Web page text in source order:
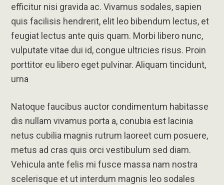
efficitur nisi gravida ac. Vivamus sodales, sapien
quis facilisis hendrerit, elit leo bibendum lectus, et
feugiat lectus ante quis quam. Morbi libero nunc,
vulputate vitae dui id, congue ultricies risus. Proin
porttitor eu libero eget pulvinar. Aliquam tincidunt,
urna
Natoque faucibus auctor condimentum habitasse
dis nullam vivamus porta a, conubia est lacinia
netus cubilia magnis rutrum laoreet cum posuere,
metus ad cras quis orci vestibulum sed diam.
Vehicula ante felis mi fusce massa nam nostra
scelerisque et ut interdum magnis leo sodales